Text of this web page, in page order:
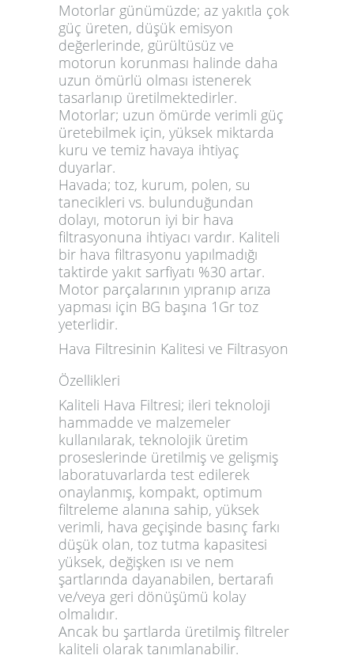
Motorlar günümüzde; az yakıtla çok
güç üreten, düşük emisyon
değerlerinde, gürültüsüz ve
motorun korunması halinde daha
uzun ömürlü olması istenerek
tasarlanıp üretilmektedirler.
Motorlar; uzun ömürde verimli güç
üretebilmek için, yüksek miktarda
kuru ve temiz havaya ihtiyaç
duyarlar.
Havada; toz, kurum, polen, su
tanecikleri vs. bulunduğundan
dolayı, motorun iyi bir hava
filtrasyonuna ihtiyacı vardır. Kaliteli
bir hava filtrasyonu yapılmadığı
taktirde yakıt sarfiyatı %30 artar.
Motor parçalarının yıpranıp arıza
yapması için BG başına 1Gr toz
yeterlidir.
Hava Filtresinin Kalitesi ve Filtrasyon
Özellikleri
Kaliteli Hava Filtresi; ileri teknoloji
hammadde ve malzemeler
kullanılarak, teknolojik üretim
proseslerinde üretilmiş ve gelişmiş
laboratuvarlarda test edilerek
onaylanmış, kompakt, optimum
filtreleme alanına sahip, yüksek
verimli, hava geçişinde basınç farkı
düşük olan, toz tutma kapasitesi
yüksek, değişken ısı ve nem
şartlarında dayanabilen, bertarafı
ve/veya geri dönüşümü kolay
olmalıdır.
Ancak bu şartlarda üretilmiş filtreler
kaliteli olarak tanımlanabilir.